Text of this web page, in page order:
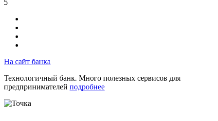
5
На сайт банка
Технологичный банк. Много полезных сервисов для
предпринимателей подробнее